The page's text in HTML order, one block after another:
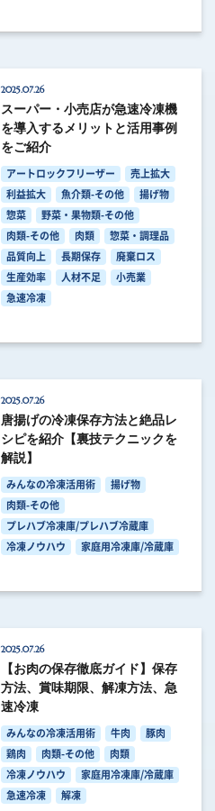
2025.07.26
スーパー・小売店が急速冷凍機
を導入するメリットと活用事例
をご紹介
アートロックフリーザー
売上拡大
利益拡大
魚介類-その他
揚げ物
惣菜
野菜・果物類-その他
肉類-その他
肉類
惣菜・調理品
品質向上
長期保存
廃棄ロス
生産効率
人材不足
小売業
急速冷凍
2025.07.26
唐揚げの冷凍保存方法と絶品レ
シピを紹介【裏技テクニックを
解説】
みんなの冷凍活用術
揚げ物
肉類-その他
プレハブ冷凍庫/プレハブ冷蔵庫
冷凍ノウハウ
家庭用冷凍庫/冷蔵庫
2025.07.26
【お肉の保存徹底ガイド】保存
方法、賞味期限、解凍方法、急
速冷凍
みんなの冷凍活用術 牛肉
豚肉
鶏肉
肉類-その他
肉類
冷凍ノウハウ
家庭用冷凍庫/冷蔵庫
急速冷凍
解凍